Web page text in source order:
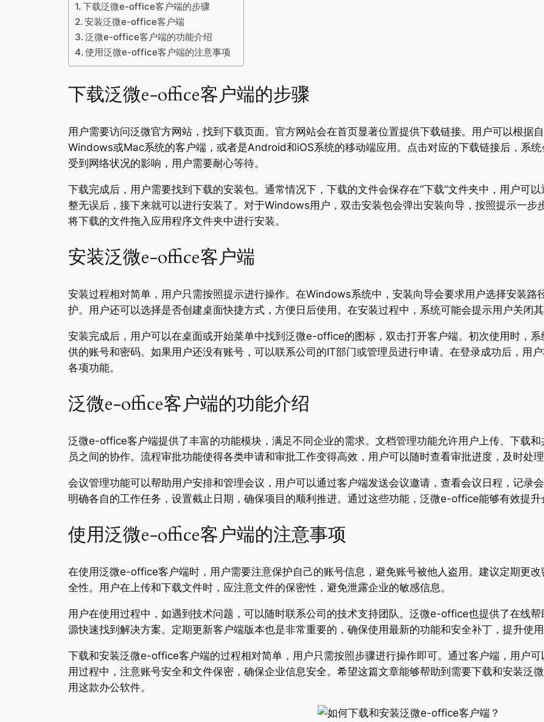
下载泛微e-office客户端的步骤
安装泛微e-office客户端
泛微e-office客户端的功能介绍
使用泛微e-office客户端的注意事项
下载泛微e-office客户端的步骤
用户需要访问泛微官方网站，找到下载页面。官方网站会在首页显著位置提供下载链接。用户可以根据
Windows或Mac系统的客户端，或者是Android和iOS系统的移动端应用。点击对应的下载链接后，系
受到网络状况的影响，用户需要耐心等待。
下载完成后，用户需要找到下载的安装包。通常情况下，下载的文件会保存在“下载”文件夹中，用户可
整无误后，接下来就可以进行安装了。对于Windows用户，双击安装包会弹出安装向导，按照提示一
将下载的文件拖入应用程序文件夹中进行安装。
安装泛微e-office客户端
安装过程相对简单，用户只需按照提示进行操作。在Windows系统中，安装向导会要求用户选择安装路
护。用户还可以选择是否创建桌面快捷方式，方便日后使用。在安装过程中，系统可能会提示用户关闭
安装完成后，用户可以在桌面或开始菜单中找到泛微e-office的图标，双击打开客户端。初次使用时，
供的账号和密码。如果用户还没有账号，可以联系公司的IT部门或管理员进行申请。在登录成功后，用
各项功能。
泛微e-office客户端的功能介绍
泛微e-office客户端提供了丰富的功能模块，满足不同企业的需求。文档管理功能允许用户上传、下载
员之间的协作。流程审批功能使得各类申请和审批工作变得高效，用户可以随时查看审批进度，及时处
会议管理功能可以帮助用户安排和管理会议，用户可以通过客户端发送会议邀请，查看会议日程，记录
明确各自的工作任务，设置截止日期，确保项目的顺利推进。通过这些功能，泛微e-office能够有效提升
使用泛微e-office客户端的注意事项
在使用泛微e-office客户端时，用户需要注意保护自己的账号信息，避免账号被他人盗用。建议定期更
全性。用户在上传和下载文件时，应注意文件的保密性，避免泄露企业的敏感信息。
用户在使用过程中，如遇到技术问题，可以随时联系公司的技术支持团队。泛微e-office也提供了在线
源快速找到解决方案。定期更新客户端版本也是非常重要的，确保使用最新的功能和安全补丁，提升使用
下载和安装泛微e-office客户端的过程相对简单，用户只需按照步骤进行操作即可。通过客户端，用户
用过程中，注意账号安全和文件保密，确保企业信息安全。希望这篇文章能够帮助到需要下载和安装泛
用这款办公软件。